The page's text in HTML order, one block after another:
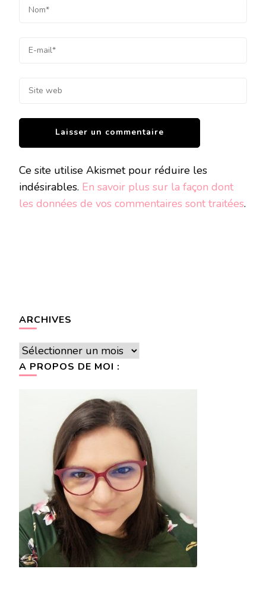
Ce site utilise Akismet pour réduire les
indésirables. En savoir plus sur la façon dont
les données de vos commentaires sont traitées.
ARCHIVES
Archives
A PROPOS DE MOI :